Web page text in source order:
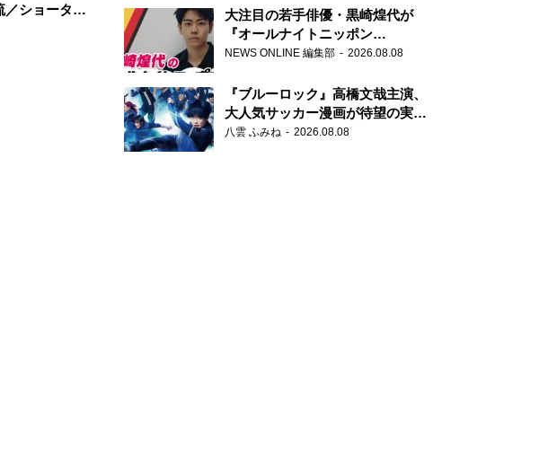
／ショータイ
大注目の若手俳優・黒崎煌代が
『オールナイトニッポン
0(ZERO)』に初登場「今からとて
NEWS ONLINE 編集部 2026.08.08
『ブルーロック』高橋文哉主演、
大人気サッカー漫画が待望の実写
映画に
八雲 ふみね 2026.08.08